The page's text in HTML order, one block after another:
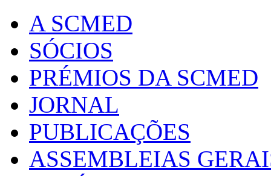
A SCMED
SÓCIOS
PRÉMIOS DA SCMED
JORNAL
PUBLICAÇÕES
ASSEMBLEIAS